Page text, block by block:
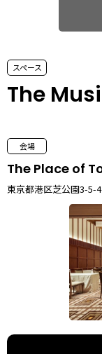
スペース
The
会場
The Place of
東京都港区芝公園3-5-4